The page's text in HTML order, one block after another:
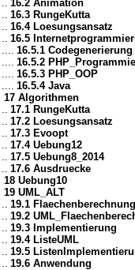
.. 16.2 Animation
.. 16.3 RungeKutta
.. 16.4 Loesungsansatz
.. 16.5
.... 16.5.1 Codegenerierung
.... 16.5.2
.... 16.5.3 PHP_OOP
.... 16.5.4 Java
17 Algorithmen
.. 17.1 RungeKutta
.. 17.2 Loesungsansatz
.. 17.3 Evoopt
.. 17.4 Uebung12
.. 17.5 Uebung8_2014
.. 17.6 Ausdruecke
18 Uebung10
19 UML_ALT
.. 19.1 Flaechenberechnung
.. 19.2
.. 19.3 Implementierung
.. 19.4 ListeUML
.. 19.5
.. 19.6 Anwendung